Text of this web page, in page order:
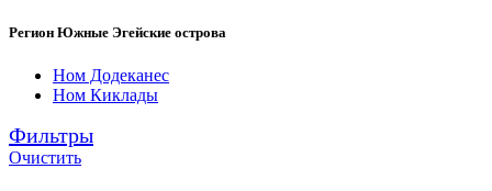
Регион Южные Эгейские острова
Ном Додеканес
Ном Киклады
Фильтры
Очистить